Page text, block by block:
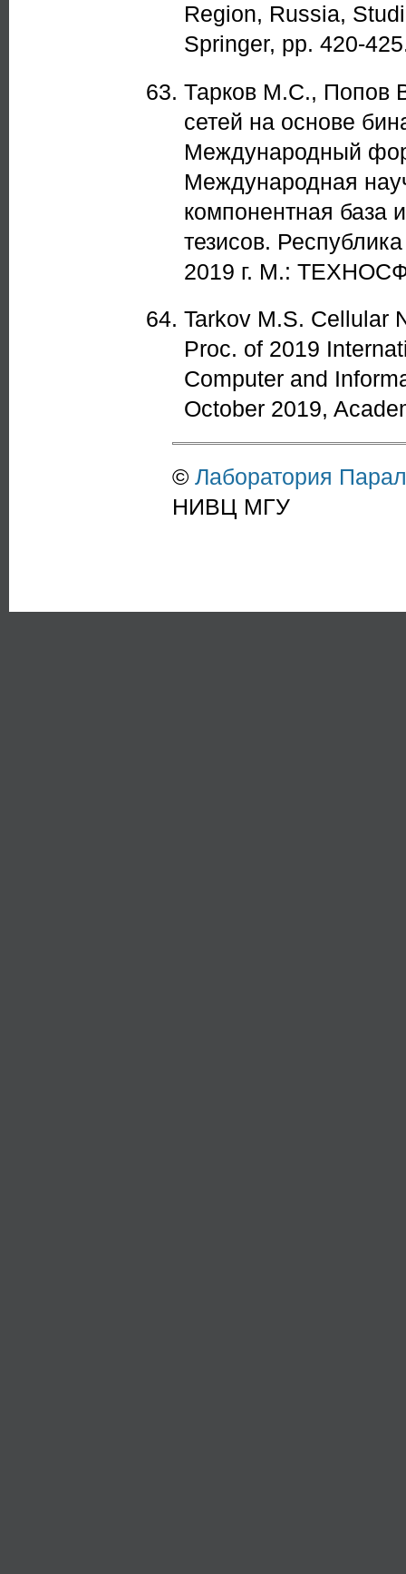
Region, Russia,
Springer, pp. 420-
Тарков М.С., Попов
сетей на основе
Международный
Международная
компонентная база
тезисов.
2019 г. М.:
Tarkov M.S. Cellular
Proc. of 2019
Computer and
October 2019,
© Лаборатория
НИВЦ МГУ